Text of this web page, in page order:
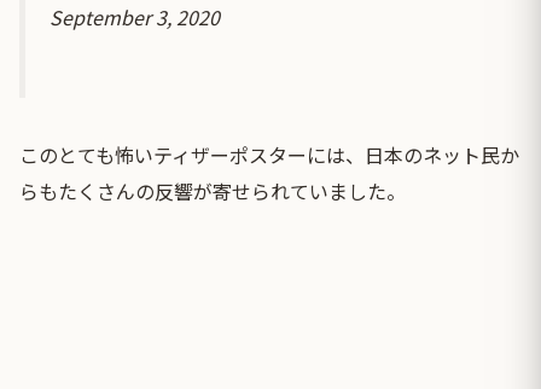
September 3, 2020
このとても怖いティザーポスターには、日本のネット民か
らもたくさんの反響が寄せられていました。